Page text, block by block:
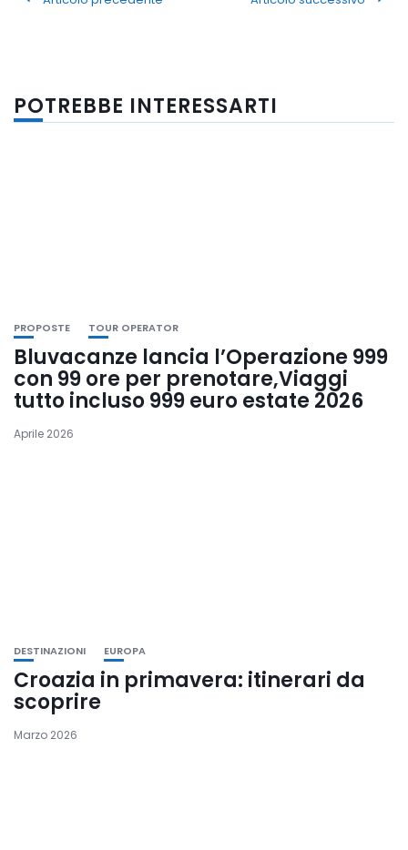
POTREBBE INTERESSARTI
PROPOSTE TOUR OPERATOR
Bluvacanze lancia l’Operazione 999
con 99 ore per prenotare,Viaggi
tutto incluso 999 euro estate 2026
Aprile 2026
DESTINAZIONI EUROPA
Croazia in primavera: itinerari da
scoprire
Marzo 2026